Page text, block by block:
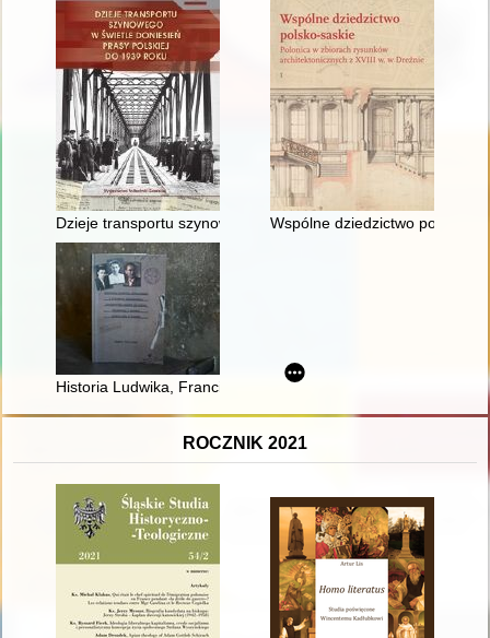
Dzieje transportu szynowego w świetle doniesień prasy
Wspólne dziedzictwo polsko-
Historia Ludwika, Franciszka i Filomeny Kamińskich :
ROCZNIK 2021